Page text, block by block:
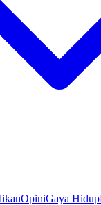
OpiniGaya Hidup